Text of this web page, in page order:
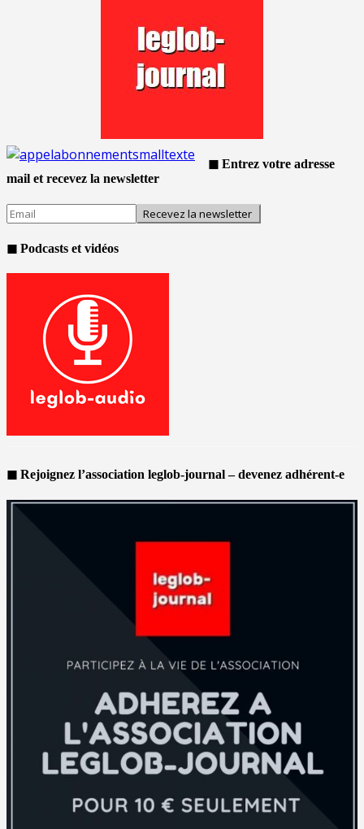
◼ Entrez votre adresse
mail et recevez la newsletter
◼ Podcasts et vidéos
◼ Rejoignez l’association leglob-journal – devenez adhérent-e